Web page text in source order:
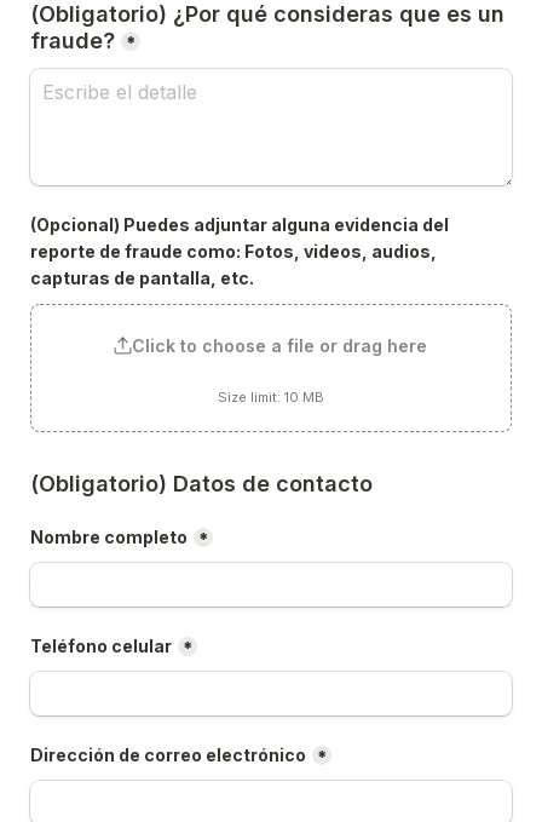
(Obligatorio) ¿Por qué consideras que es un
fraude? *
(Opcional) Puedes adjuntar alguna evidencia del
reporte de fraude como: Fotos, videos, audios,
capturas de pantalla, etc.
Click to choose a file or drag here
Size limit: 10 MB
(Obligatorio) Datos de contacto
Nombre completo *
Teléfono celular *
Dirección de correo electrónico *